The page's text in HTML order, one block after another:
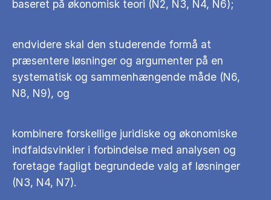
baseret på økonomisk teori (N2, N3, N4, N6);
endvidere skal den studerende formå at
præsentere løsninger og argumenter på en
systematisk og sammenhængende måde (N6,
N8, N9), og
kombinere forskellige juridiske og økonomiske
indfaldsvinkler i forbindelse med analysen og
foretage fagligt begrundede valg af løsninger
(N3, N4, N7).